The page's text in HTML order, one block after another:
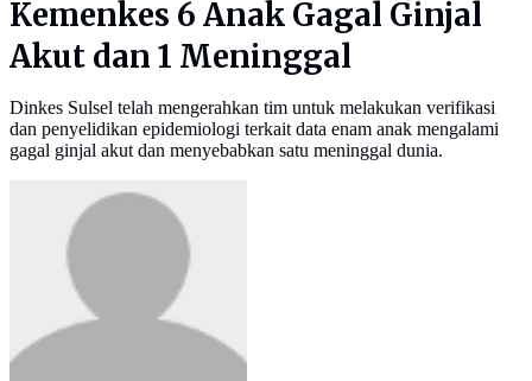
Kemenkes 6 Anak Gagal Ginjal
Akut dan 1 Meninggal
Dinkes Sulsel telah mengerahkan tim untuk melakukan verifikasi
dan penyelidikan epidemiologi terkait data enam anak mengalami
gagal ginjal akut dan menyebabkan satu meninggal dunia.